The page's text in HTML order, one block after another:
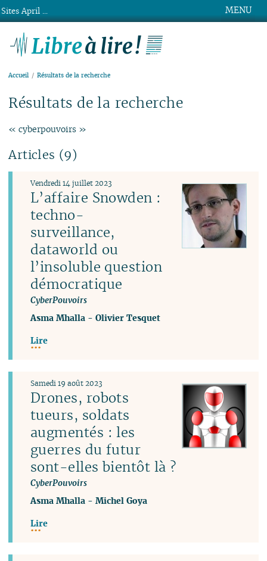
MENU
Accueil Résultats de la recherche
Résultats de la recherche
« cyberpouvoirs »
Articles (9)
L’affaire Snowden :
techno-
surveillance,
dataworld ou
l’insoluble question
démocratique
CyberPouvoirs
Vendredi 14 juillet 2023
Asma Mhalla -Olivier Tesquet
Lire
Drones, robots
tueurs, soldats
augmentés : les
guerres du futur
sont-elles bientôt là ?
CyberPouvoirs
Samedi 19 août 2023
Asma Mhalla -Michel Goya
Lire
Sites April ...